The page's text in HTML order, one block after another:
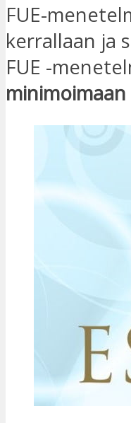
FUE-
kerrallaan ja
FUE -